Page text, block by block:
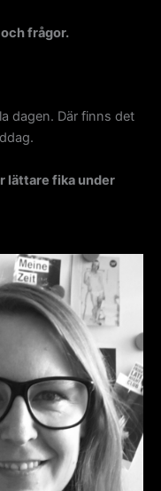
frågor.
dagen. Där finns det
lättare fika under